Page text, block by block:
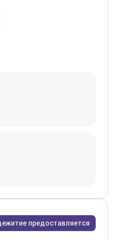
предоставляется